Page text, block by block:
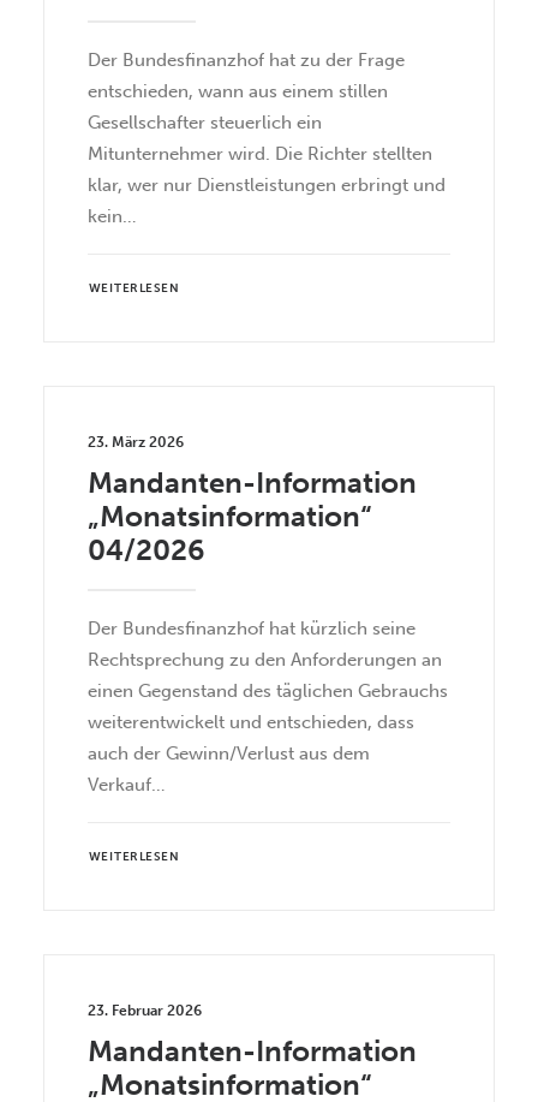
Der Bundesfinanzhof hat zu der Frage
entschieden, wann aus einem stillen
Gesellschafter steuerlich ein
Mitunternehmer wird. Die Richter stellten
klar, wer nur Dienstleistungen erbringt und
kein…
WEITERLESEN
23. März 2026
Mandanten-Information
„Monatsinformation“
04/2026
Der Bundesfinanzhof hat kürzlich seine
Rechtsprechung zu den Anforderungen an
einen Gegenstand des täglichen Gebrauchs
weiterentwickelt und entschieden, dass
auch der Gewinn/Verlust aus dem
Verkauf…
WEITERLESEN
23. Februar 2026
Mandanten-Information
„Monatsinformation“